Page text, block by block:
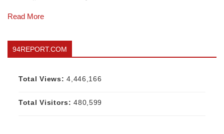
Read More
94REPORT.COM
Total Views:4,446,166
Total Visitors:480,599